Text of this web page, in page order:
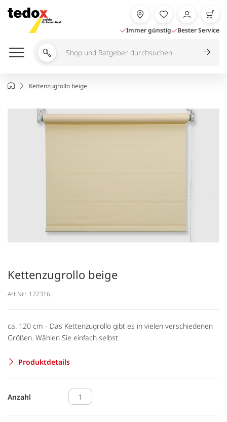
Inhalt
springen
Immer günstig Bester Service
Shop
durchsuchen
StartseiteKettenzugrollo beige
Kettenzugrollo beige
Art.Nr.: 172316
ca. 120 cm - Das Kettenzugrollo gibt es in vielen verschiedenen
Größen. Wählen Sie einfach selbst.
Produktdetails
Anzahl